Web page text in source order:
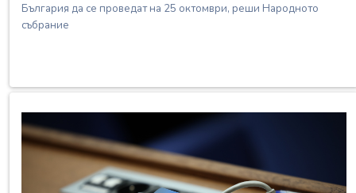
България да се проведат на 25 октомври, реши Народното
събрание